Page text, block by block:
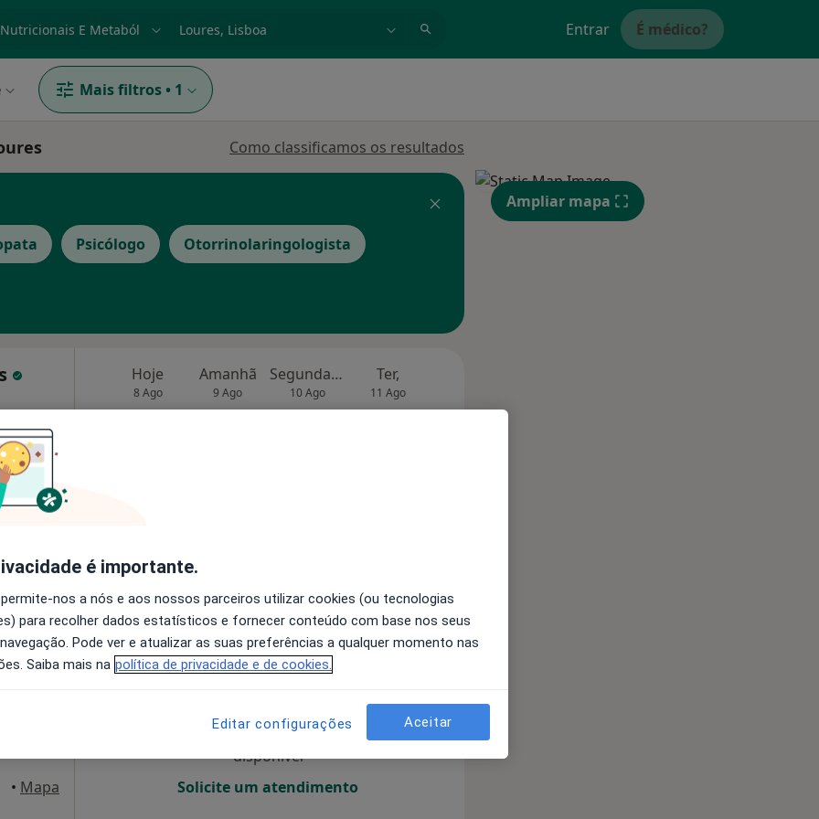
doença ou nome Entrar É médico?
Mais filtros • 1
Como classificamos os resultados
Psicólogo Otorrinolaringologista
Hoje
8 Ago
Amanhã
9 Ago
Segunda-feira
10 Ago
Ter,
11 Ago
• Mapa
Hoje
8 Ago
Amanhã
9 Ago
Segunda-feira
10 Ago
Ter, Qua
O agendamento online não está
disponível
Solicite um atendimento
Ampliar mapa
é importante.
nos a nós e aos nossos parceiros utilizar cookies (ou tecnologias
para recolher dados estatísticos e fornecer conteúdo com base nos seus
Pode ver e atualizar as suas preferências a qualquer momento nas
Saiba mais na política de privacidade e de cookies.
Editar configurações Aceitar